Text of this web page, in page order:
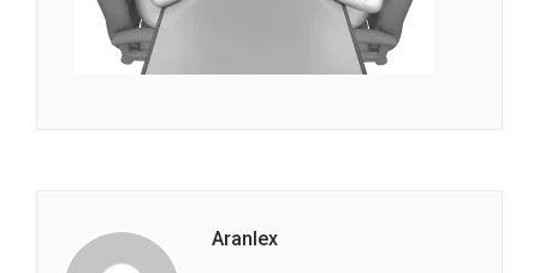
Aranlex